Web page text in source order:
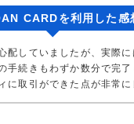
CARDを利用した感
配していましたが、実際
手続きもわずか数分で完
に取引ができた点が非常に